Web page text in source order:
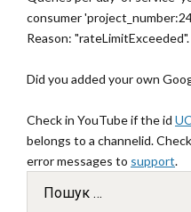
consumer
Reason: "rateLimitExceeded".
Did you added your own
Check in YouTube if the id
belongs to a channelid.
error messages to support.